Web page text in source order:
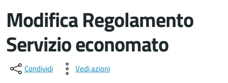
Modifica Regolamento
Servizio economato
Dettagli del documento
Condividi Vedi azioni